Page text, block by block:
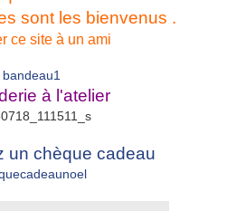
sont les bienvenus .
ce site à un ami
à l'atelier
un chèque cadeau